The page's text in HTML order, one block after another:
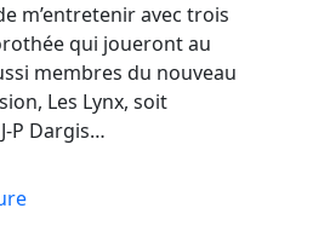
m’entretenir avec trois
qui joueront au
membres du nouveau
Les Lynx, soit
P Dargis…